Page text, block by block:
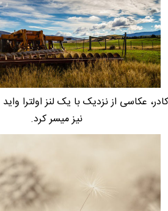
عکاسی از نزدیک با یک لنز اولترا
نیز میسر کرد.